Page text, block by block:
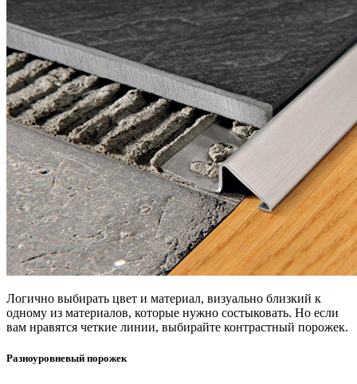
Логично выбирать цвет и материал, визуально близкий к
одному из материалов, которые нужно состыковать. Но если
вам нравятся четкие линии, выбирайте контрастный порожек.
Разноуровневый порожек